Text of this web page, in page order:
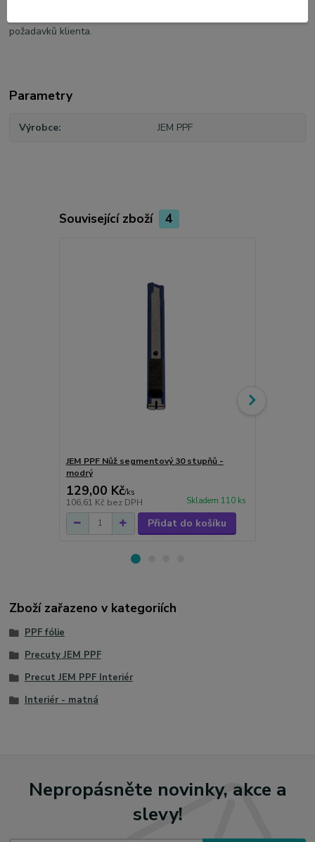
požadavků klienta.
Parametry
Výrobce JEM PPF
Související zboží 4
JEM PPF Nůž segmentový 30 stupňů -
modrý
129,00 Kč/ks
106,61 Kč bez DPH Skladem 110 ks
Přidat do košíku
Zboží zařazeno v kategoriích
PPF fólie
Precuty JEM PPF
Precut JEM PPF Interiér
Interiér - matná
Nepropásněte novinky, akce a
slevy!